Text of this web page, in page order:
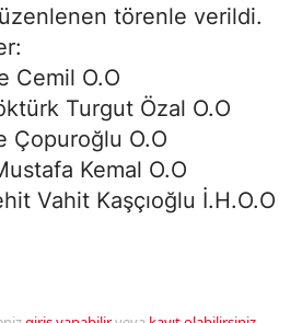
törenle verildi.
Cemil O.O
Turgut Özal O.O
Çopuroğlu O.O
Kemal O.O
Vahit Kaşçıoğlu İ.H.O.O